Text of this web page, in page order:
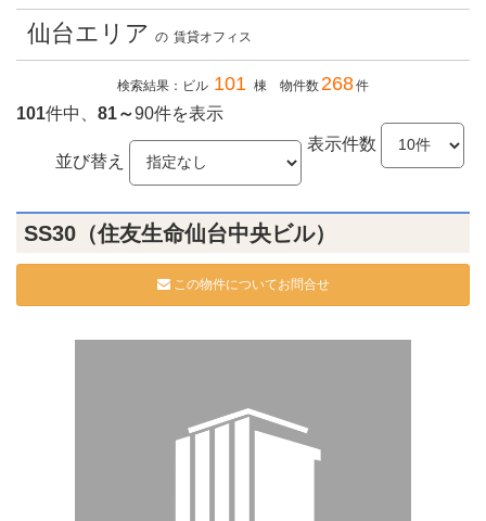
仙台エリア の 賃貸オフィス
検索結果：ビル 101 棟 物件数268件
101件中、 81～90件を表示
表示件数
並び替え
SS30（住友生命仙台中央ビル）
この物件についてお問合せ